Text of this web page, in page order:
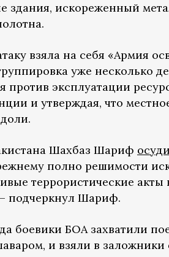
искореженный
взяла на себя «Армия
уже несколько
против эксплуатации
и утверждая, что
Шахбаз Шариф
полно решимости
террористические
подчеркнул Шариф.
боевики БОА захватили
и взяли в